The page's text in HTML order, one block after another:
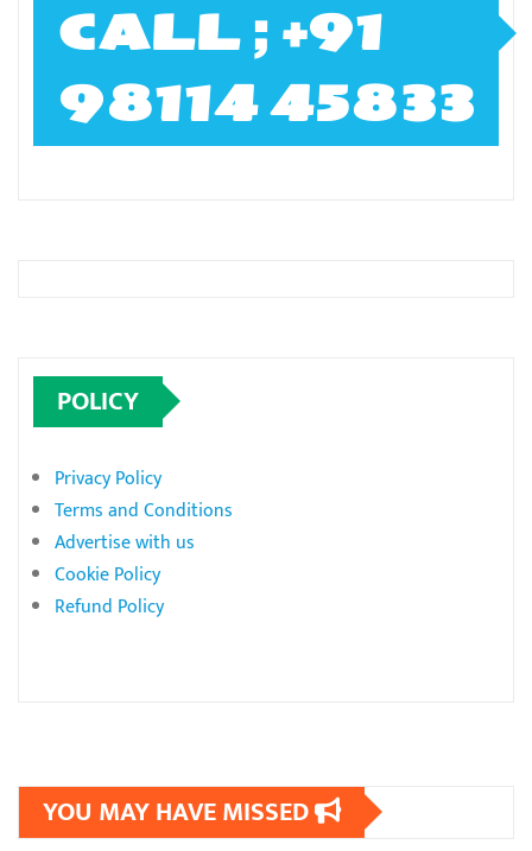
CALL ; +91
98114 45833
POLICY
Privacy Policy
Terms and Conditions
Advertise with us
Cookie Policy
Refund Policy
YOU MAY HAVE MISSED